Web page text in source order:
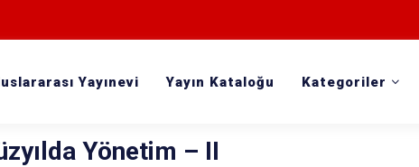
Yayınevi Yayın Kataloğu Kategoriler
Yönetim – II